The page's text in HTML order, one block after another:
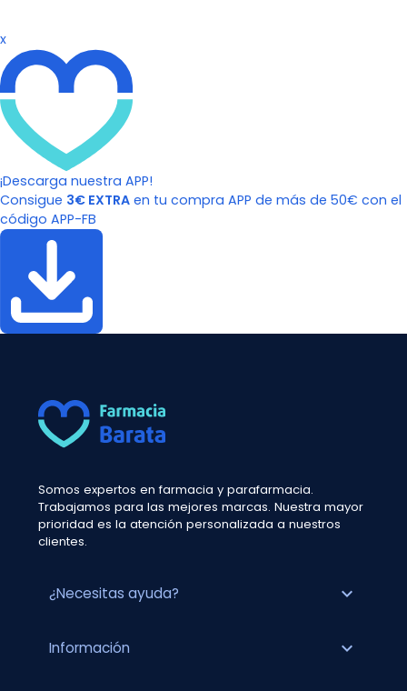
x
¡Descarga nuestra APP!
Consigue 3€ EXTRA en tu compra APP de más de 50€ con el
código APP-FB
Somos expertos en farmacia y parafarmacia.
Trabajamos para las mejores marcas. Nuestra mayor
prioridad es la atención personalizada a nuestros
clientes.
¿Necesitas ayuda? expand_more
Información expand_more